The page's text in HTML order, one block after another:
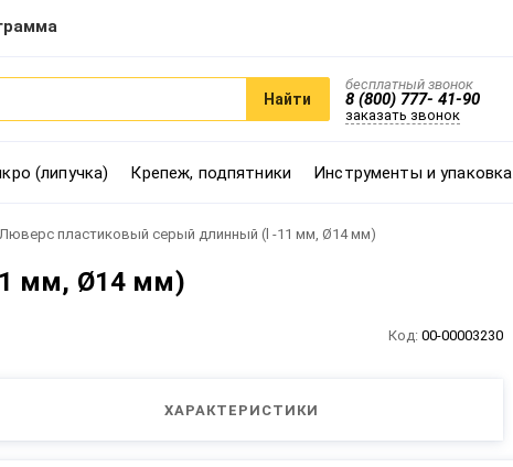
Найти
бесплатный звонок
8 (800) 777- 41-90
заказать звонок
(липучка) Крепеж, подпятники Инструменты и упаковка
Люверс пластиковый серый длинный (l -11 мм, Ø14 мм)
мм, Ø14 мм)
Код: 00-00003230
ХАРАКТЕРИСТИКИ